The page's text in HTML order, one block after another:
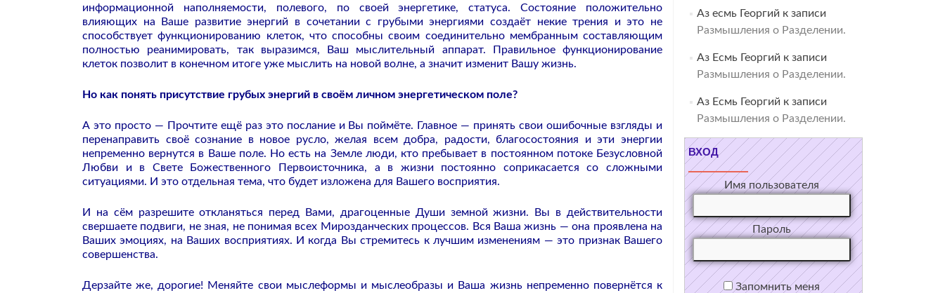
информационной наполняемости, полевого, по своей энергетике, статуса. Состояние положительно
влияющих на Ваше развитие энергий в сочетании с грубыми энергиями создаёт некие трения и это не
способствует функционированию клеток, что способны своим соединительно мембранным составляющим
полностью реанимировать, так выразимся, Ваш мыслительный аппарат. Правильное функционирование
клеток позволит в конечном итоге уже мыслить на новой волне, а значит изменит Вашу жизнь.
Но как понять присутствие грубых энергий в своём личном энергетическом поле?
А это просто — Прочтите ещё раз это послание и Вы поймёте. Главное — принять свои ошибочные взгляды и
перенаправить своё сознание в новое русло, желая всем добра, радости, благосостояния и эти энергии
непременно вернутся в Ваше поле. Но есть на Земле люди, кто пребывает в постоянном потоке Безусловной
Любви и в Свете Божественного Первоисточника, а в жизни постоянно соприкасается со сложными
ситуациями. И это отдельная тема, что будет изложена для Вашего восприятия.
И на сём разрешите откланяться перед Вами, драгоценные Души земной жизни. Вы в действительности
свершаете подвиги, не зная, не понимая всех Мирозданческих процессов. Вся Ваша жизнь — она проявлена на
Ваших эмоциях, на Ваших восприятиях. И когда Вы стремитесь к лучшим изменениям — это признак Вашего
совершенства.
Дерзайте же, дорогие! Меняйте свои мыслеформы и мыслеобразы и Ваша жизнь непременно повернётся к
Аз есмь Георгий к записи
Размышления о Разделении.
Аз Есмь Георгий к записи
Размышления о Разделении.
Аз Есмь Георгий к записи
Размышления о Разделении.
ВХОД
Имя пользователя
Пароль
Запомнить меня